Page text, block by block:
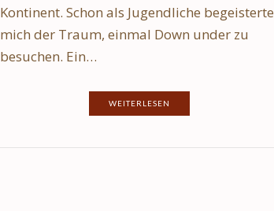
Kontinent. Schon als Jugendliche begeisterte
mich der Traum, einmal Down under zu
besuchen. Ein…
WEITERLESEN